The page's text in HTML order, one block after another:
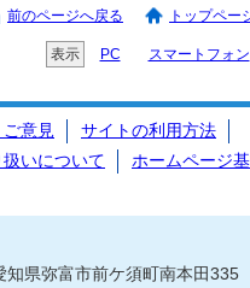
前のページへ戻る トップペー
表示 PC スマートフォン
ご意見
サイトの利用方法
いについて
ホームページ
県弥富市前ケ須町南本田335